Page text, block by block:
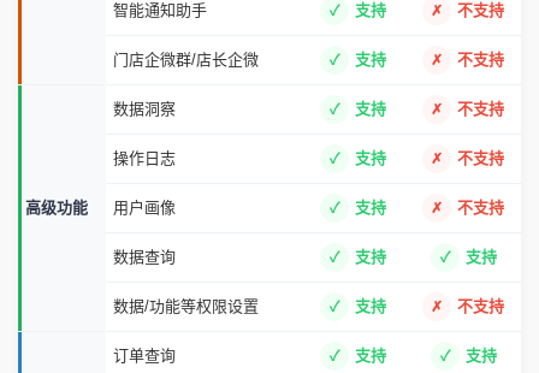
智能通知助手 支持 不支持
门店企微群/店长企微 支持 不支持
高级功能
数据洞察 支持 不支持
操作日志 支持 不支持
用户画像 支持 不支持
数据查询 支持 支持
数据/功能等权限设置 支持 不支持
订单查询 支持 支持